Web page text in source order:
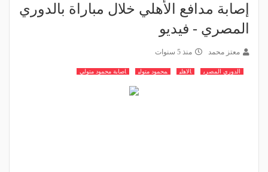
إصابة مدافع الأهلي خلال مباراة بالدوري
المصري - فيديو
معتز محمد منذ 5 سنوات
الدوري المصري الاهلي محمود متولي اصابة محمود متولي